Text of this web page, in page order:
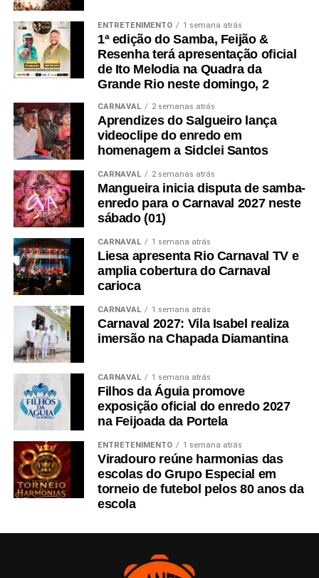
ENTRETENIMENTO 1 semana atrás
1ª edição do Samba, Feijão &
Resenha terá apresentação oficial
de Ito Melodia na Quadra da
Grande Rio neste domingo, 2
CARNAVAL 2 semanas atrás
Aprendizes do Salgueiro lança
videoclipe do enredo em
homenagem a Sidclei Santos
CARNAVAL 2 semanas atrás
Mangueira inicia disputa de samba-
enredo para o Carnaval 2027 neste
sábado (01)
CARNAVAL 1 semana atrás
Liesa apresenta Rio Carnaval TV e
amplia cobertura do Carnaval
carioca
CARNAVAL 1 semana atrás
Carnaval 2027: Vila Isabel realiza
imersão na Chapada Diamantina
CARNAVAL 1 semana atrás
Filhos da Águia promove
exposição oficial do enredo 2027
na Feijoada da Portela
ENTRETENIMENTO 1 semana atrás
Viradouro reúne harmonias das
escolas do Grupo Especial em
torneio de futebol pelos 80 anos da
escola